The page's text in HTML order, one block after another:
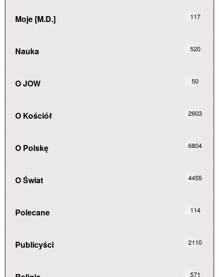
Moje [M.D.] 117
Nauka 520
O JOW 50
O Kościół 2603
O Polskę 6804
O Świat 4455
Polecane 114
Publicyści 2110
571